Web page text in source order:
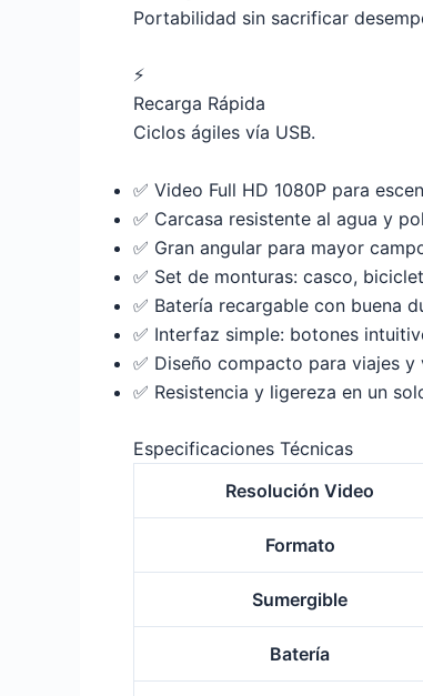
Portabilidad sin sacrificar
⚡
Recarga Rápida
Ciclos ágiles vía USB.
✅ Video Full HD 1080P para
✅ Carcasa resistente al agua y
✅ Gran angular para mayor
✅ Set de monturas: casco,
✅ Batería recargable con buena
✅ Interfaz simple: botones
✅ Diseño compacto para viajes y
✅ Resistencia y ligereza en un
Especificaciones Técnicas
Resolución Video
Formato
Sumergible
Batería